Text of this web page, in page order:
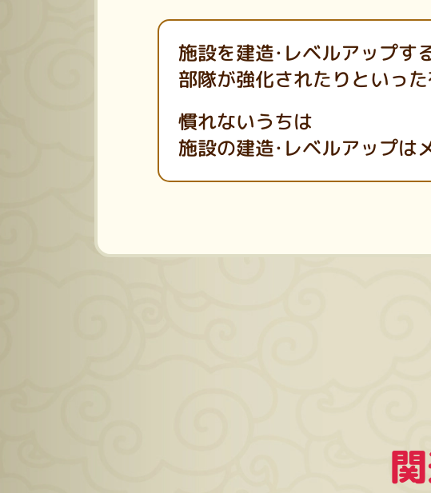
施設を建造・レベルアップす
部隊が強化されたりといっ
慣れないうちは
施設の建造・レベルアップ